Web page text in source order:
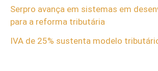
Serpro avança em sistemas em
para a reforma tributária
IVA de 25% sustenta modelo